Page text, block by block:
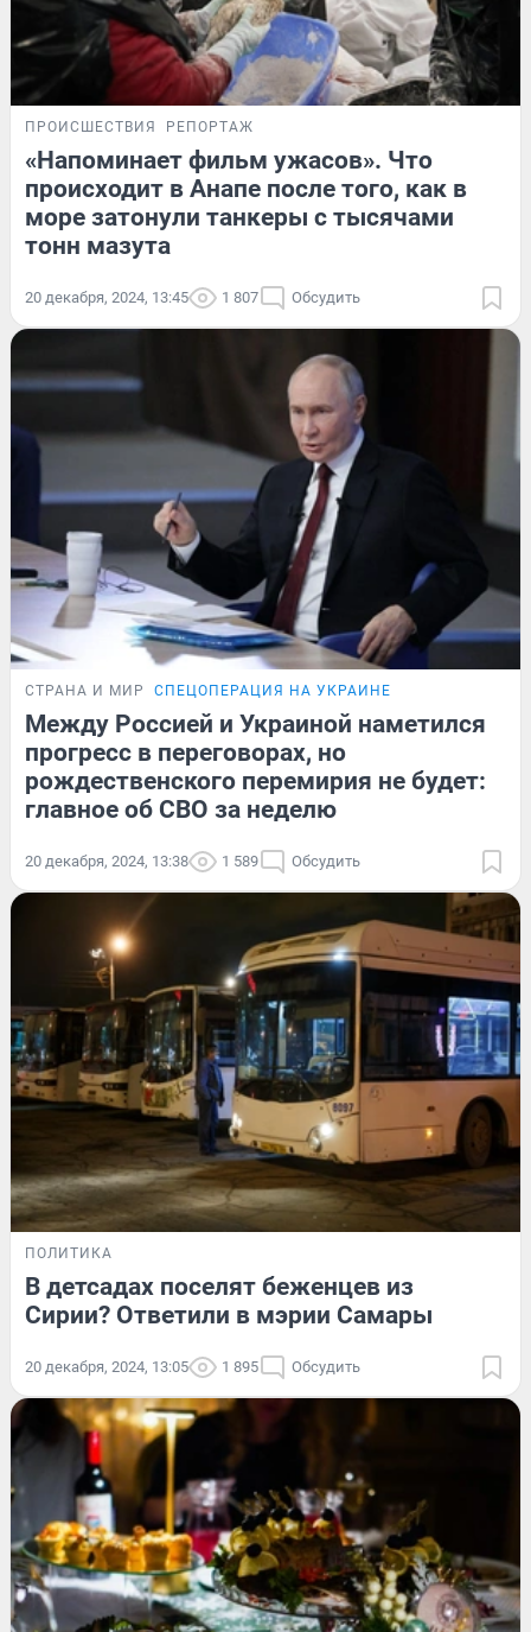
ПРОИСШЕСТВИЯ РЕПОРТАЖ
«Напоминает фильм ужасов». Что
происходит в Анапе после того, как в
море затонули танкеры с тысячами
тонн мазута
20 декабря, 2024, 13:45 1 807 Обсудить
СТРАНА И МИР СПЕЦОПЕРАЦИЯ НА УКРАИНЕ
Между Россией и Украиной наметился
прогресс в переговорах, но
рождественского перемирия не будет:
главное об СВО за неделю
20 декабря, 2024, 13:38 1 589 Обсудить
ПОЛИТИКА
В детсадах поселят беженцев из
Сирии? Ответили в мэрии Самары
20 декабря, 2024, 13:05 1 895 Обсудить